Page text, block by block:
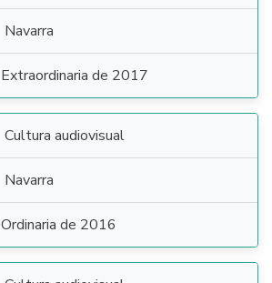
Navarra
Extraordinaria de 2017
Cultura audiovisual
Navarra
Ordinaria de 2016